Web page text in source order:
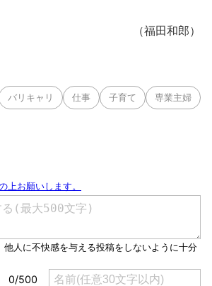
（福田和郎）
バリキャリ 仕事 子育て 専業主婦